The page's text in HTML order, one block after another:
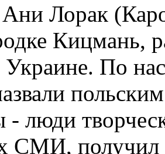
Лорак
Кицмань,
Украине. По
- люди
СМИ, получил